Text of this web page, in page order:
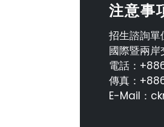
注意事
招生諮詢單
國際暨兩岸
電話：
傳真：
E-Mail：